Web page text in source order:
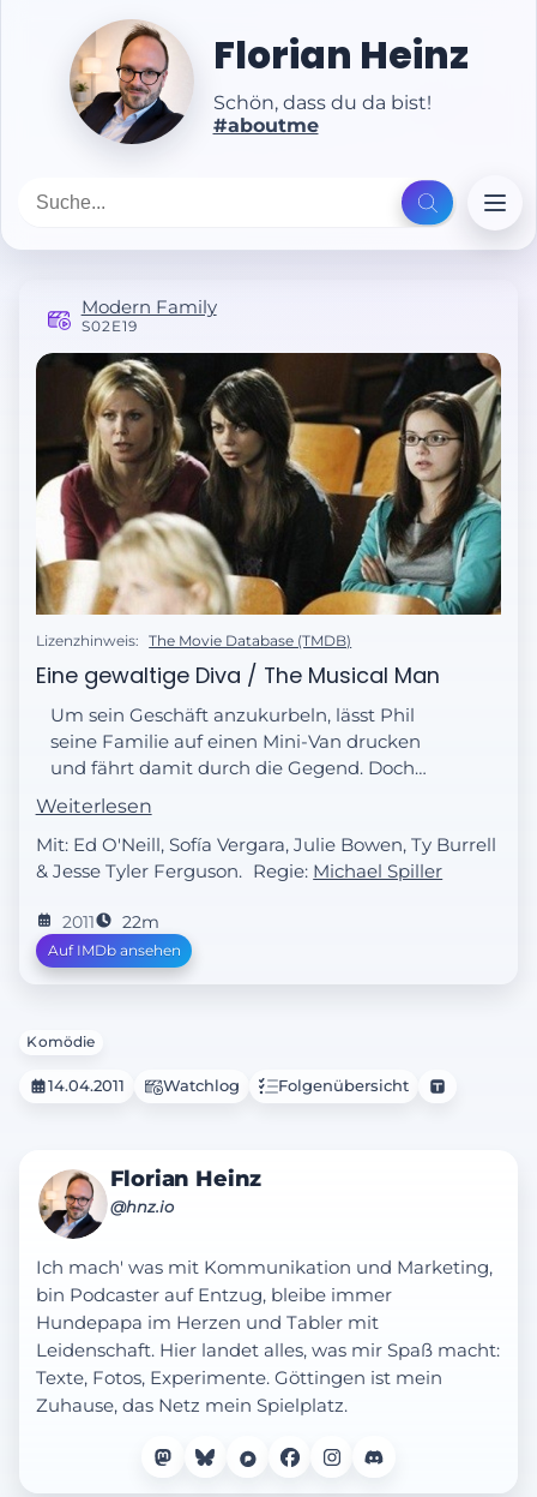
Florian Heinz
Schön, dass du da bist!
#aboutme
Modern Family
S02E19
Lizenzhinweis: The Movie Database (TMDB)
Eine gewaltige Diva / The Musical Man
Um sein Geschäft anzukurbeln, lässt Phil
seine Familie auf einen Mini-Van drucken
und fährt damit durch die Gegend. Doch
durch den Aufbaue des Vans sieht es so aus,
als wären Haley und Claire Eskortdamen.
Weiterlesen
Mit: Ed O'Neill, Sofía Vergara, Julie Bowen, Ty Burrell
& Jesse Tyler Ferguson. Regie: Michael Spiller
2011 22m
Auf IMDb ansehen
Komödie
14.04.2011 Watchlog Folgenübersicht
Florian Heinz
@hnz.io
Ich mach' was mit Kommunikation und Marketing,
bin Podcaster auf Entzug, bleibe immer
Hundepapa im Herzen und Tabler mit
Leidenschaft. Hier landet alles, was mir Spaß macht:
Texte, Fotos, Experimente. Göttingen ist mein
Zuhause, das Netz mein Spielplatz.